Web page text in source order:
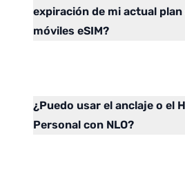
expiración de mi actual
móviles eSIM?
¿Puedo usar el anclaje o el
Personal con NLO?